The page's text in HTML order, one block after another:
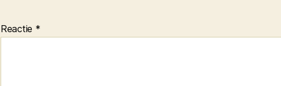
Reactie *